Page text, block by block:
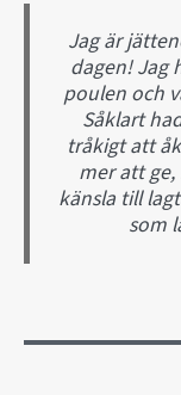
Jag är
dagen! Jag
poulen och
Såklart
tråkigt att
mer att
känsla till
som